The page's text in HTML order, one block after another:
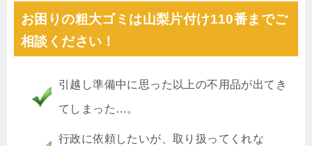
お困りの粗大ゴミは山梨片付け110番までご
相談ください！
引越し準備中に思った以上の不用品が出てき
てしまった…。
行政に依頼したいが、取り扱ってくれな